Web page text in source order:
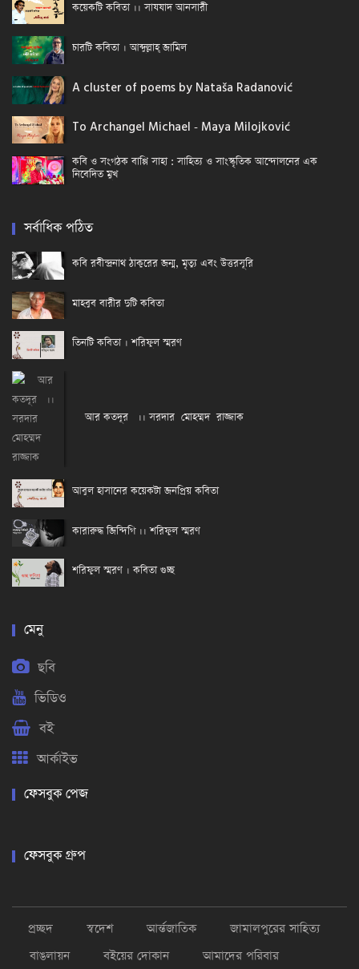
কয়েকটি কবিতা ।। সাযযাদ আনসারী
চারটি কবিতা । আব্দুল্লাহ্ জামিল
A cluster of poems by Nataša Radanović
To Archangel Michael - Maya Milojković
কবি ও সংগঠক বাপ্পি সাহা : সাহিত্য ও সাংস্কৃতিক আন্দোলনের এক
নিবেদিত মুখ
সর্বাধিক পঠিত
কবি রবীন্দ্রনাথ ঠাকুরের জন্ম, মৃত্যু এবং উত্তরসূরি
মাহবুব বারীর দুটি কবিতা
তিনটি কবিতা । শরিফুল স্মরণ
আর কতদূর ।। সরদার মোহম্মদ রাজ্জাক
আবুল হাসানের কয়েকটা জনপ্রিয় কবিতা
কারারুদ্ধ জিন্দিগি ।। শরিফুল স্মরণ
শরিফুল স্মরণ । কবিতা গুচ্ছ
মেনু
ছবি
ভিডিও
বই
আর্কাইভ
ফেসবুক পেজ
ফেসবুক গ্রুপ
প্রচ্ছদ স্বদেশ আর্ন্তজাতিক
জামালপুরের সাহিত্য
বাঙলায়ন
বইয়ের দোকান আমাদের পরিবার